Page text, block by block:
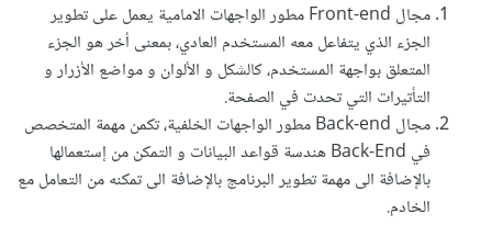
مجال Front-end مطور الواجهات الامامية يعمل على تطوير
الجزء الذي يتفاعل معه المستخدم العادي، بمعنى أخر هو الجزء
المتعلق بواجهة المستخدم، كالشكل و الألوان و مواضع الأزرار و
التأتيرات التي تحدت في الصفحة.
مجال Back-end مطور الواجهات الخلفية، تكمن مهمة المتخصص
في Back-End هندسة قواعد البيانات و التمكن من إستعمالها
بالإضافة الى مهمة تطوير البرنامج بالإضافة الى تمكنه من التعامل مع
الخادم.